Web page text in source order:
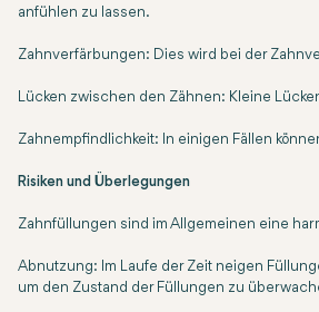
anfühlen zu lassen.
Zahnverfärbungen: Dies wird bei der
Lücken zwischen den Zähnen: Kleine
Zahnempfindlichkeit: In einigen Fällen
Risiken und Überlegungen
Zahnfüllungen sind im Allgemeinen eine
Abnutzung: Im Laufe der Zeit neigen
um den Zustand der Füllungen zu